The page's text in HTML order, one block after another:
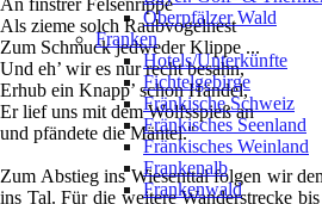
Als zieme solch Raubvogelnest
Zum Schmuck jedweder Klippe ...
Und eh’ wir es nur recht besahn,
Erhub ein Knapp’ schon Händel,
Er lief uns mit dem Wolfsspieß an
und pfändete die Mäntel."
Zum Abstieg ins Wiesenttal folgen wir
ins Tal. Für die weitere Wanderstrecke
Oberpfälzer Wald
Franken
Hotels/Unterkünfte
Fichtelgebirge
Fränkische Schweiz
Fränkisches Seenland
Fränkisches Weinland
Frankenalb
Frankenwald